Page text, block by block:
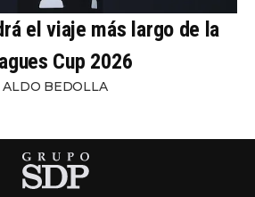
el viaje más largo de la
Cup 2026
ALDO BEDOLLA